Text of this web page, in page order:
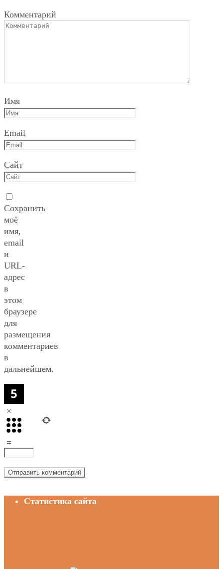
Комментарий
Имя
Email
Сайт
Сохранить
моё
имя,
email
и
URL-
адрес
в
этом
браузере
для
размещения
комментариев
в
дальнейшем.
×
=
Статистика сайта